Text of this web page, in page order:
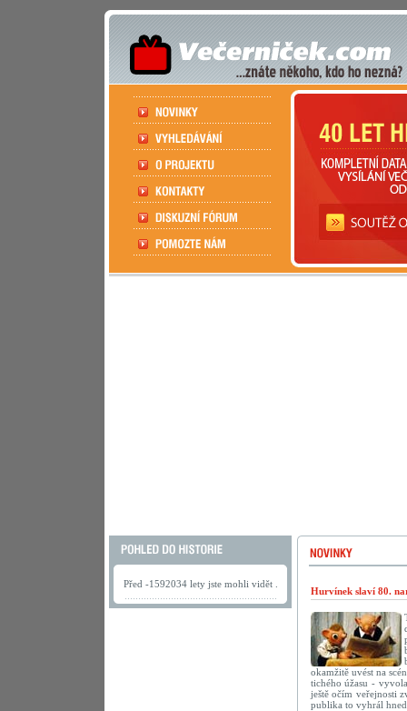
Před -1592034 lety jste mohli vidět .
Hurvínek slaví 80.
okamžitě uvést na
tichého úžasu -
ještě očím veřejnosti
publika to vyhrál